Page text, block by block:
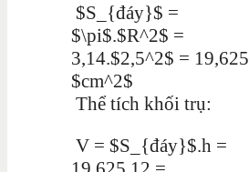
$S_{đáy}$ =
$\pi$.$R^2$ =
3,14.$2,5^2$ = 19,625
$cm^2$
Thể tích khối trụ:
V = $S_{đáy}$.h =